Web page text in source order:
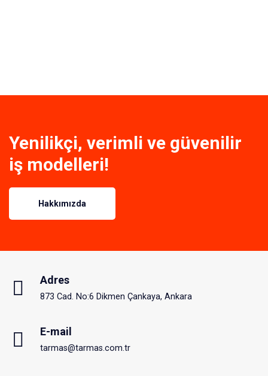
Yenilikçi, verimli ve güvenilir
iş modelleri!
Hakkımızda
Adres
873 Cad. No:6 Dikmen Çankaya, Ankara
E-mail
tarmas@tarmas.com.tr